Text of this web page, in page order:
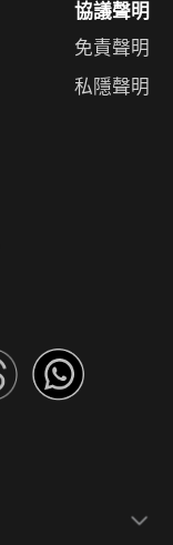
協議聲明
免責聲明
私隱聲明